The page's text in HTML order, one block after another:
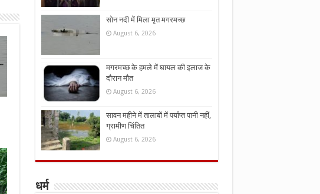
सोन नदी में मिला मृत मगरमच्छ
August 6, 2026
मगरमच्छ के हमले में घायल की इलाज के
दौरान मौत
August 6, 2026
सावन महीने में तालाबों में पर्याप्त पानी नहीं,
ग्रामीण चिंतित
August 6, 2026
धर्म